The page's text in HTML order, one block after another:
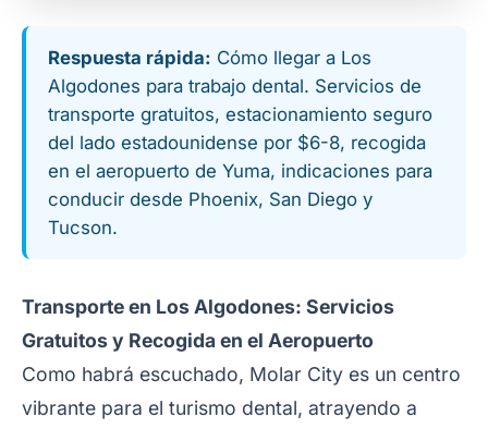
Respuesta rápida: Cómo llegar a Los
Algodones para trabajo dental. Servicios de
transporte gratuitos, estacionamiento seguro
del lado estadounidense por $6-8, recogida
en el aeropuerto de Yuma, indicaciones para
conducir desde Phoenix, San Diego y
Tucson.
Transporte en Los Algodones: Servicios
Gratuitos y Recogida en el Aeropuerto
Como habrá escuchado, Molar City es un centro
vibrante para el turismo dental, atrayendo a